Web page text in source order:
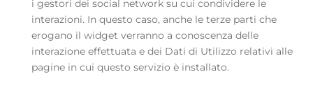
i gestori dei social network su cui condividere le
interazioni. In questo caso, anche le terze parti che
erogano il widget verranno a conoscenza delle
interazione effettuata e dei Dati di Utilizzo relativi alle
pagine in cui questo servizio è installato.